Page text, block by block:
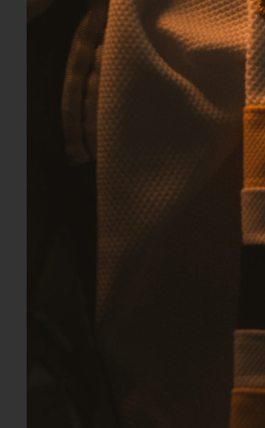
Ausdruck deiner Marke. Wir
veredeln Textilien mit
hochwertigem Stick, Sieb-
oder Transferdruck. Das
Design wird präzise
umgesetzt, damit T-Shirts
für dein Team oder Hoodies
bleibenden Eindruck